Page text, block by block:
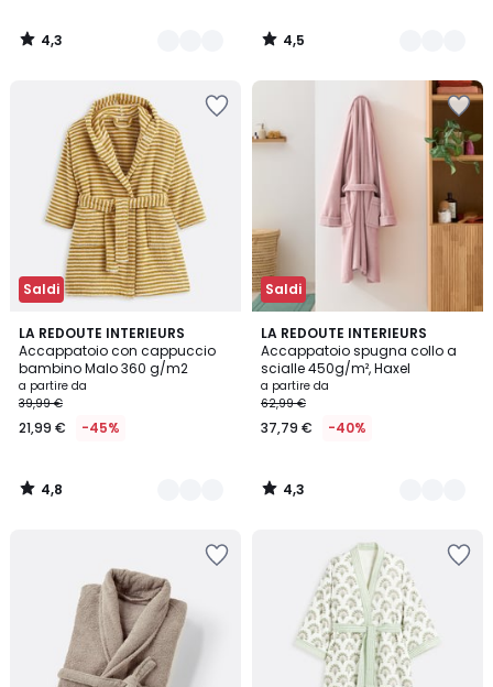
4,3
/
4,5
/
Saldi
LA REDOUTE INTERIEURS
Accappatoio con cappuccio
bambino Malo 360 g/m2
a partire da
39,99 €
21,99 € -45%
4,8
/ 5
4
Colori
4,8
/
Saldi
LA REDOUTE INTERIEURS
Accappatoio spugna collo a
scialle 450g/m², Haxel
a partire da
62,99 €
37,79 € -40%
4,3
/ 5
9
Colori
4,3
/